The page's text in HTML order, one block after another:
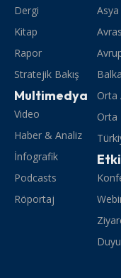
Dergi
Kitap
Rapor
Stratejik Bakış
Multimedya
Video
Haber & Analiz
İnfografik
Podcasts
Röportaj
Orta
Orta